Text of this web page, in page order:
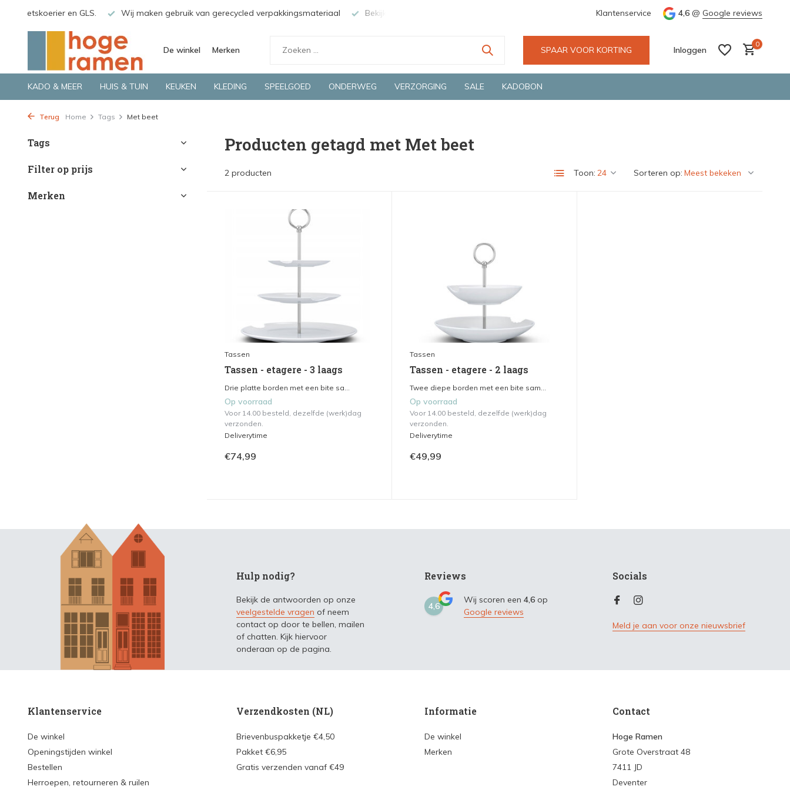
Fietskoerier en GLS. Wij maken gebruik van gerecycled verpakkingsmateriaal Bekijk de producten live in onze winkel in Deventer Groene en snelle bezorging door o.a. Fietskoerier en
Klantenservice 4,6 @ Google reviews
De winkel Merken SPAAR VOOR KORTING Inloggen
0
KADO & MEER HUIS & TUIN KEUKEN KLEDING SPEELGOED ONDERWEG VERZORGING SALE KADOBON
Terug Home Tags Met beet
Tags
Filter op prijs
Merken
Producten getagd met Met beet
2 producten Toon: Sorteren op:
Tassen
Tassen - etagere - 3 laags
Drie platte borden met een bite sa...
Op voorraad
Voor 14.00 besteld, dezelfde (werk)dag
verzonden.
Deliverytime
€74,99
Tassen
Tassen - etagere - 2 laags
Twee diepe borden met een bite sam...
Op voorraad
Voor 14.00 besteld, dezelfde (werk)dag
verzonden.
Deliverytime
€49,99
Hulp nodig?
Bekijk de antwoorden op onze
veelgestelde vragen of neem
contact op door te bellen, mailen
of chatten. Kijk hiervoor
onderaan op de pagina.
Reviews
4,6
Wij scoren een 4,6 op
Google reviews
Socials
Meld je aan voor onze nieuwsbrief
Klantenservice
De winkel
Openingstijden winkel
Bestellen
Herroepen, retourneren & ruilen
Verzendkosten (NL)
Brievenbuspakketje €4,50
Pakket €6,95
Gratis verzenden vanaf €49
Informatie
De winkel
Merken
Contact
Hoge Ramen
Grote Overstraat 48
7411 JD
Deventer